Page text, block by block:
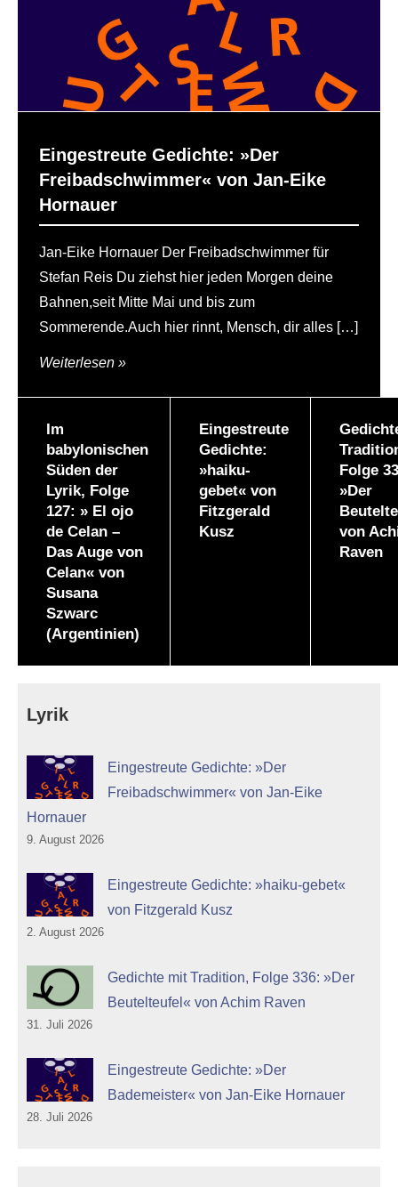
Eingestreute Gedichte: »Der
Freibadschwimmer« von Jan-Eike
Hornauer
Jan-Eike Hornauer Der Freibadschwimmer für
Stefan Reis Du ziehst hier jeden Morgen deine
Bahnen,seit Mitte Mai und bis zum
Sommerende.Auch hier rinnt, Mensch, dir alles […]
Weiterlesen
Im
babylonischen
Süden der
Lyrik, Folge
127: » El ojo
de Celan –
Das Auge von
Celan« von
Susana
Szwarc
(Argentinien)
Eingestreute
Gedichte:
»haiku-
gebet« von
Fitzgerald
Kusz
Folge
»Der
von
Raven
Lyrik
Eingestreute Gedichte: »Der
Freibadschwimmer« von Jan-Eike
Hornauer
9. August 2026
Eingestreute Gedichte: »haiku-gebet«
von Fitzgerald Kusz
2. August 2026
Gedichte mit Tradition, Folge 336: »Der
Beutelteufel« von Achim Raven
31. Juli 2026
Eingestreute Gedichte: »Der
Bademeister« von Jan-Eike Hornauer
28. Juli 2026